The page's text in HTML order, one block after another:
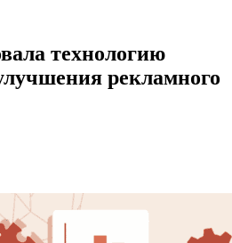
технологию
рекламного